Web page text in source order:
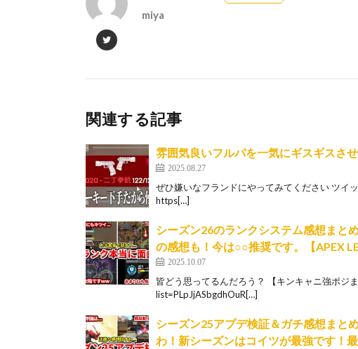
miya
関連する記事
雰囲気良いフルパを一気にギスギスさ
2025.08.27
ぜひ嫌いなフランドにやってみてください ツイ
https[…]
シーズン26のランクシステム感想まと
の感想も！今は○○推奨です。【APEX
2025.10.07
皆どう思ってるんだろう？ 【キンキャニ強ポ
list=PLpJjASbgdhOuR[…]
シーズン25アプデ検証＆ガチ感想まと
わ！新シーズンはコイツが最強です！